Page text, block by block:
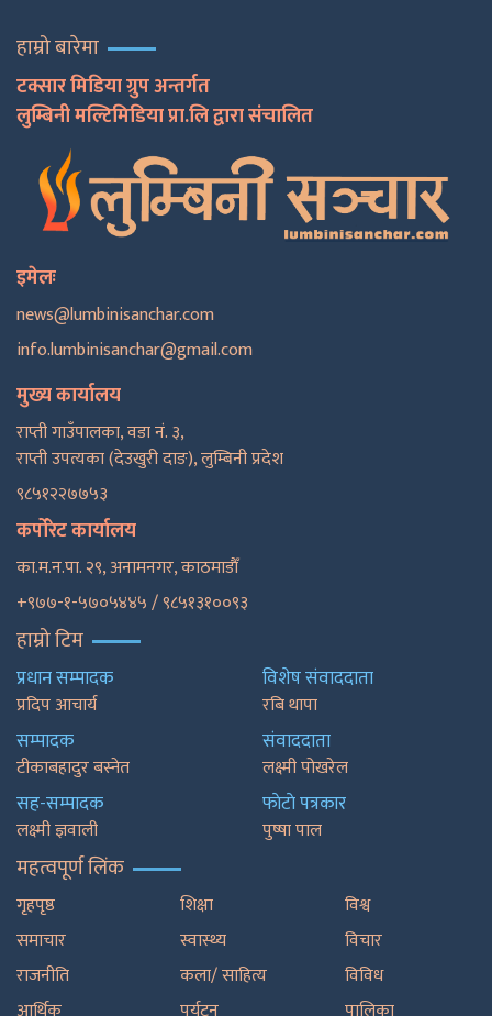
हाम्रो बारेमा
टक्सार मिडिया ग्रुप अन्तर्गत
लुम्बिनी मल्टिमिडिया प्रा.लि द्वारा संचालित
इमेलः
news@lumbinisanchar.com
info.lumbinisanchar@gmail.com
मुख्य कार्यालय
राप्ती गाउँपालका, वडा नं. ३,
राप्ती उपत्यका (देउखुरी दाङ), लुम्बिनी प्रदेश
९८५१२२७७५३
कर्पोरेट कार्यालय
का.म.न.पा. २९, अनामनगर, काठमाडाैँ
+९७७-१-५७०५४४५ / ९८५१३१००९३
हाम्रो टिम
प्रधान सम्पादक
प्रदिप आचार्य
सम्पादक
टीकाबहादुर बस्नेत
सह-सम्पादक
लक्ष्मी ज्ञवाली
विशेष संवाददाता
रबि थापा
संवाददाता
लक्ष्मी पोखरेल
फाेटाे पत्रकार
पुष्षा पाल
महत्वपूर्ण लिंक
गृहपृष्ठ
समाचार
राजनीति
शिक्षा
स्वास्थ्य
कला/ साहित्य
विश्व
विचार
विविध